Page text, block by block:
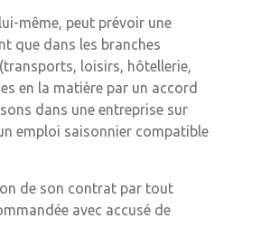
même, peut prévoir une
que dans les branches
loisirs, hôtellerie,
en la matière par un accord
dans une entreprise sur
emploi saisonnier compatible
de son contrat par tout
avec accusé de